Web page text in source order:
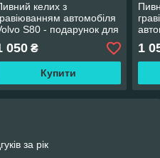
келих з
автомобіля
S80 - подарунок для
050₴
Купити
1
за рік